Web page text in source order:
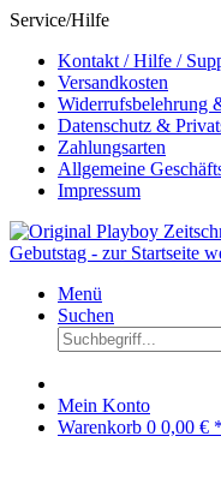
Service/Hilfe
Kontakt / Hilfe /
Versandkosten
Widerrufsbelehrung
Datenschutz &
Zahlungsarten
Allgemeine
Impressum
Menü
Suchen
Mein Konto
Warenkorb 0 0,00 € *